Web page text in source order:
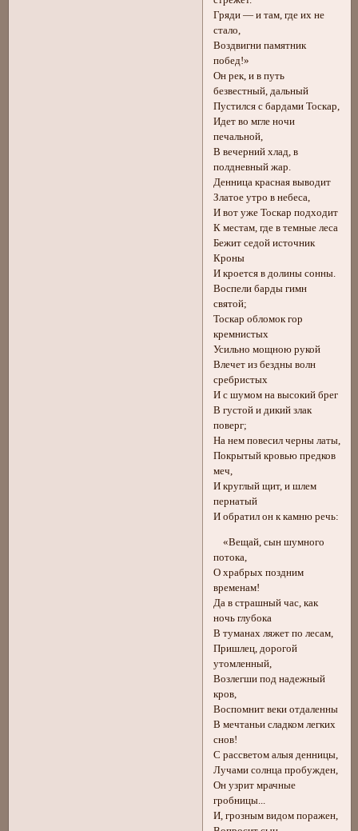
Гряди — и там, где их не
стало,
Воздвигни памятник
побед!»
Он рек, и в путь
безвестный, дальный
Пустился с бардами Тоскар,
Идет во мгле ночи
печальной,
В вечерний хлад, в
полдневный жар.
Денница красная выводит
Златое утро в небеса,
И вот уже Тоскар подходит
К местам, где в темные леса
Бежит седой источник
Кроны
И кроется в долины сонны.
Воспели барды гимн
святой;
Тоскар обломок гор
кремнистых
Усильно мощною рукой
Влечет из бездны волн
сребристых
И с шумом на высокий брег
В густой и дикий злак
поверг;
На нем повесил черны латы,
Покрытый кровью предков
меч,
И круглый щит, и шлем
пернатый
И обратил он к камню речь:
«Вещай, сын шумного
потока,
О храбрых поздним
временам!
Да в страшный час, как
ночь глубока
В туманах ляжет по лесам,
Пришлец, дорогой
утомленный,
Возлегши под надежный
кров,
Воспомнит веки отдаленны
В мечтаньи сладком легких
снов!
С рассветом алыя денницы,
Лучами солнца пробужден,
Он узрит мрачные
гробницы...
И, грозным видом поражен,